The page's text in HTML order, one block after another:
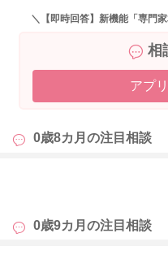
ましてしまっだ時には書い
をしていただくようになる
お子さんも眠りたかったの
よかったら参考になさってみ
どうぞよろしくおねがいしま
＼【即時回答】新機能「専門
相
アプ
0歳8カ月の注目相談
も
0歳9カ月の注目相談